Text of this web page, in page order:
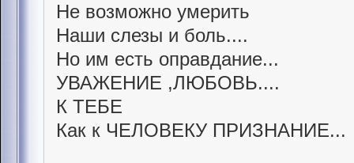
Не возможно умерить
Наши слезы и боль....
Но им есть оправдание...
УВАЖЕНИЕ ,ЛЮБОВЬ....
К ТЕБЕ
Как к ЧЕЛОВЕКУ ПРИЗНАНИЕ...